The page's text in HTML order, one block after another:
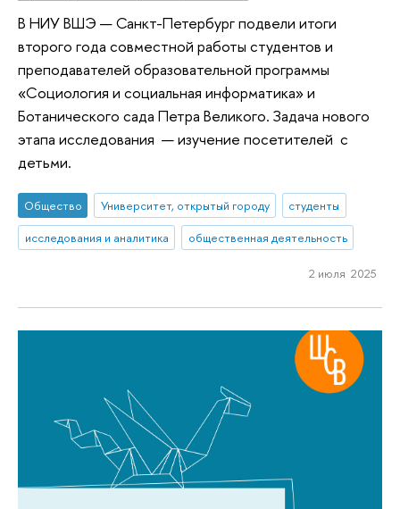
В НИУ ВШЭ — Санкт-Петербург подвели итоги
второго года совместной работы студентов и
преподавателей образовательной программы
«Социология и социальная информатика» и
Ботанического сада Петра Великого. Задача нового
этапа исследования — изучение посетителей с
детьми.
Общество Университет, открытый городу
студенты
исследования и аналитика
общественная деятельность
2 июля 2025